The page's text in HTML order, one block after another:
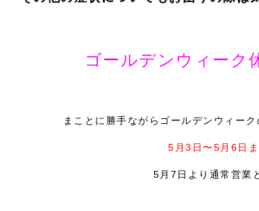
ゴールデンウィーク
まことに勝手ながらゴールデンウィー
5月3日〜5月6日
5月7日より通常営業